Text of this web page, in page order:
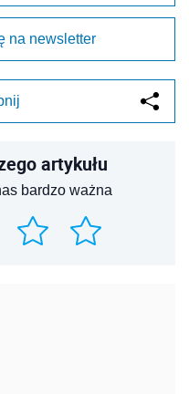
na newsletter
artykułu
bardzo ważna